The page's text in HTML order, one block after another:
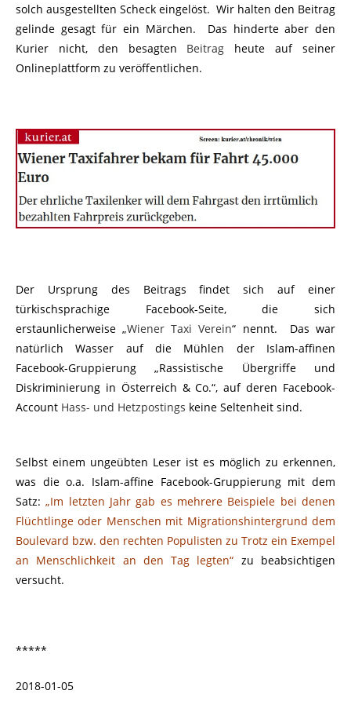
solch ausgestellten Scheck eingelöst. Wir halten den Beitrag
gelinde gesagt für ein Märchen. Das hinderte aber den
Kurier nicht, den besagten Beitrag heute auf seiner
Onlineplattform zu veröffentlichen.
Der Ursprung des Beitrags findet sich auf einer
türkischsprachige Facebook-Seite, die sich
erstaunlicherweise „Wiener Taxi Verein“ nennt. Das war
natürlich Wasser auf die Mühlen der Islam-affinen
Facebook-Gruppierung „Rassistische Übergriffe und
Diskriminierung in Österreich & Co.“, auf deren Facebook-
Account Hass- und Hetzpostings keine Seltenheit sind.
Selbst einem ungeübten Leser ist es möglich zu erkennen,
was die o.a. Islam-affine Facebook-Gruppierung mit dem
Satz:„Im letzten Jahr gab es mehrere Beispiele bei denen
Flüchtlinge oder Menschen mit Migrationshintergrund dem
Boulevard bzw. den rechten Populisten zu Trotz ein Exempel
an Menschlichkeit an den Tag legten“ zu beabsichtigen
versucht.
*****
2018-01-05